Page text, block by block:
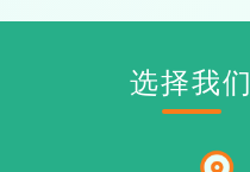
选择我们